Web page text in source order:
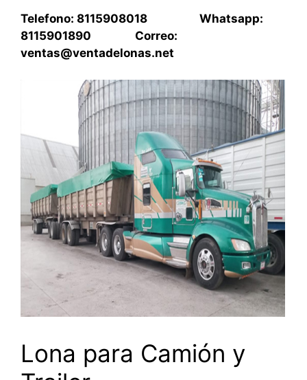
Telefono: 8115908018 Whatsapp:
8115901890 Correo:
ventas@ventadelonas.net
Lona para Camión y